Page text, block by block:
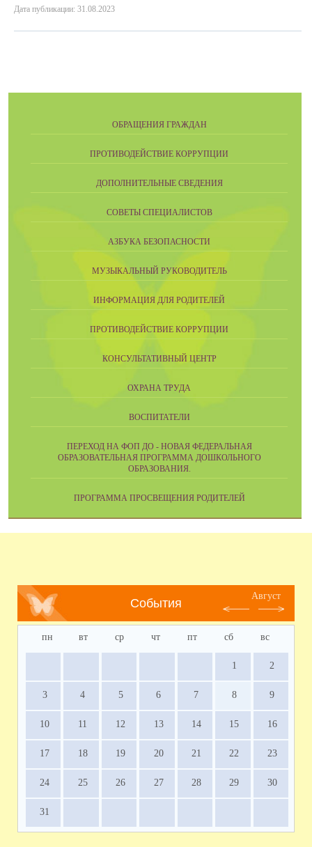
Дата публикации: 31.08.2023
ОБРАЩЕНИЯ ГРАЖДАН
ПРОТИВОДЕЙСТВИЕ КОРРУПЦИИ
ДОПОЛНИТЕЛЬНЫЕ СВЕДЕНИЯ
СОВЕТЫ СПЕЦИАЛИСТОВ
АЗБУКА БЕЗОПАСНОСТИ
МУЗЫКАЛЬНЫЙ РУКОВОДИТЕЛЬ
ИНФОРМАЦИЯ ДЛЯ РОДИТЕЛЕЙ
ПРОТИВОДЕЙСТВИЕ КОРРУПЦИИ
КОНСУЛЬТАТИВНЫЙ ЦЕНТР
ОХРАНА ТРУДА
ВОСПИТАТЕЛИ
ПЕРЕХОД НА ФОП ДО - НОВАЯ ФЕДЕРАЛЬНАЯ
ОБРАЗОВАТЕЛЬНАЯ ПРОГРАММА ДОШКОЛЬНОГО
ОБРАЗОВАНИЯ.
ПРОГРАММА ПРОСВЕЩЕНИЯ РОДИТЕЛЕЙ
События
Август
пн вт ср чт пт сб вс
1 2
3 4 5 6 7 8 9
10 11 12 13 14 15 16
17 18 19 20 21 22 23
24 25 26 27 28 29 30
31